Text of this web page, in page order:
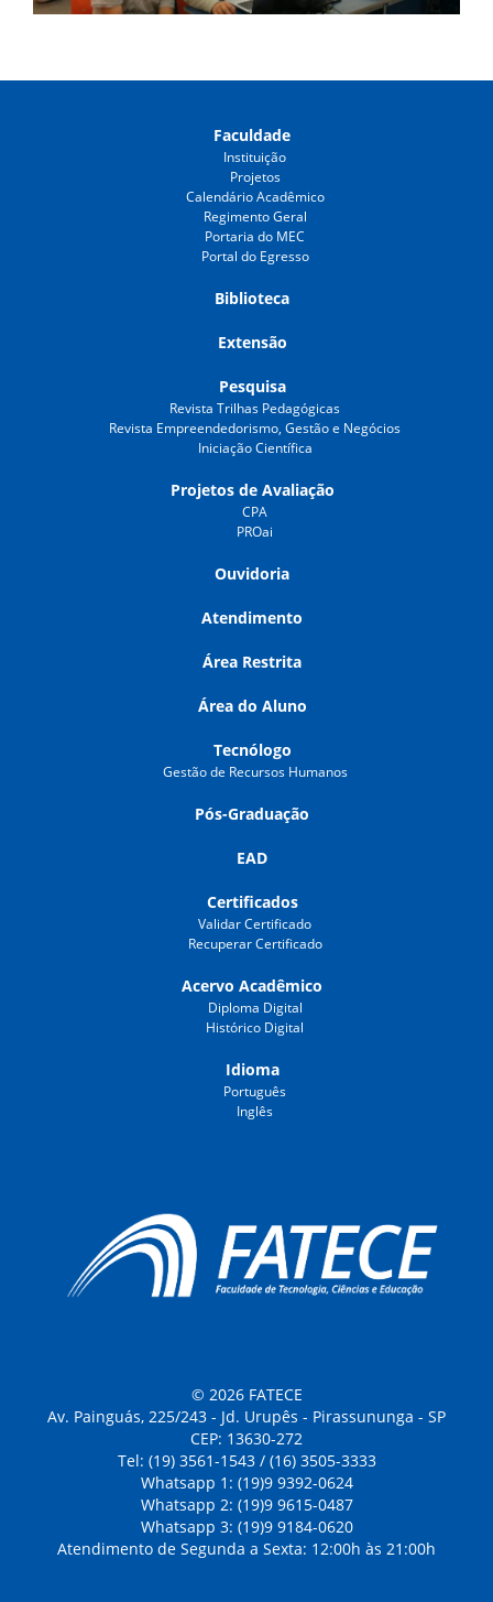
Faculdade
Instituição
Projetos
Calendário Acadêmico
Regimento Geral
Portaria do MEC
Portal do Egresso
Biblioteca
Extensão
Pesquisa
Revista Trilhas Pedagógicas
Revista Empreendedorismo, Gestão e Negócios
Iniciação Científica
Projetos de Avaliação
CPA
PROai
Ouvidoria
Atendimento
Área Restrita
Área do Aluno
Tecnólogo
Gestão de Recursos Humanos
Pós-Graduação
EAD
Certificados
Validar Certificado
Recuperar Certificado
Acervo Acadêmico
Diploma Digital
Histórico Digital
Idioma
Português
Inglês
© 2026 FATECE
Av. Painguás, 225/243 - Jd. Urupês - Pirassununga - SP
CEP: 13630-272
Tel: (19) 3561-1543 / (16) 3505-3333
Whatsapp 1: (19)9 9392-0624
Whatsapp 2: (19)9 9615-0487
Whatsapp 3: (19)9 9184-0620
Atendimento de Segunda a Sexta: 12:00h às 21:00h